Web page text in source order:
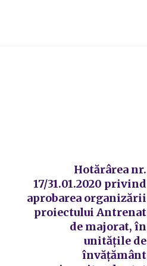
Hotărârea nr.
17/31.01.2020 privind
aprobarea organizării
proiectului Antrenat
de majorat, în
unitățile de
învățământ